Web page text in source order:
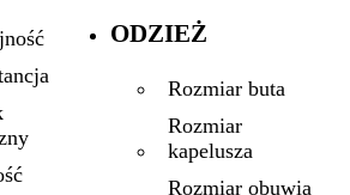
ODZIEŻ
Rozmiar buta
Rozmiar
kapelusza
Rozmiar obuwia